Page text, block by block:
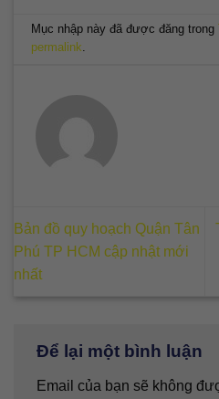
Mục nhập này đã được đăng trong
permalink
Bản đồ quy hoạch Quận Tân
Phú TP HCM cập nhật mới
nhất
Để lại một bình luận
Email của bạn sẽ không